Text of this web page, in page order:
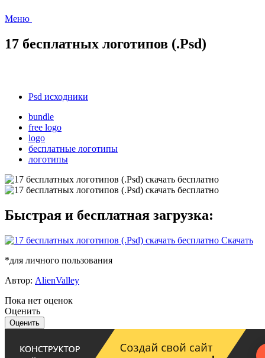
Меню
17 бесплатных логотипов (.Psd)
Psd исходники
bundle
free logo
logo
бесплатные логотипы
логотипы
Быстрая и бесплатная загрузка:
Скачать
*для личного пользования
Автор: AlienValley
Пока нет оценок
Оценить